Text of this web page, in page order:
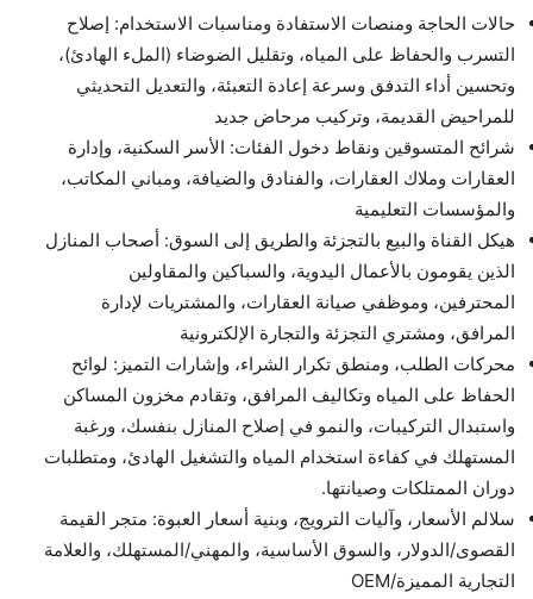
حالات الحاجة ومنصات الاستفادة ومناسبات الاستخدام: إصلاح
التسرب والحفاظ على المياه، وتقليل الضوضاء (الملء الهادئ)،
وتحسين أداء التدفق وسرعة إعادة التعبئة، والتعديل التحديثي
للمراحيض القديمة، وتركيب مرحاض جديد
شرائح المتسوقين ونقاط دخول الفئات: الأسر السكنية، وإدارة
العقارات وملاك العقارات، والفنادق والضيافة، ومباني المكاتب،
والمؤسسات التعليمية
هيكل القناة والبيع بالتجزئة والطريق إلى السوق: أصحاب المنازل
الذين يقومون بالأعمال اليدوية، والسباكين والمقاولين
المحترفين، وموظفي صيانة العقارات، والمشتريات لإدارة
المرافق، ومشتري التجزئة والتجارة الإلكترونية
محركات الطلب، ومنطق تكرار الشراء، وإشارات التميز: لوائح
الحفاظ على المياه وتكاليف المرافق، وتقادم مخزون المساكن
واستبدال التركيبات، والنمو في إصلاح المنازل بنفسك، ورغبة
المستهلك في كفاءة استخدام المياه والتشغيل الهادئ، ومتطلبات
دوران الممتلكات وصيانتها.
سلالم الأسعار، وآليات الترويج، وبنية أسعار العبوة: متجر القيمة
القصوى/الدولار، والسوق الأساسية، والمهني/المستهلك، والعلامة
التجارية المميزة/OEM